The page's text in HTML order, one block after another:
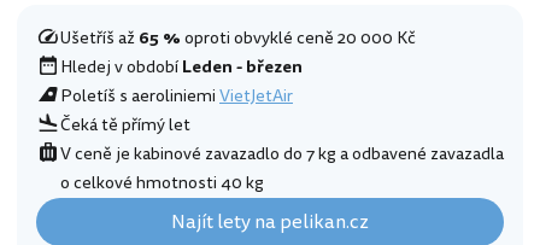
Ušetříš až65 %oproti obvyklé ceně 20 000 Kč
Hledej v obdobíLeden - březen
Poletíš s aeroliniemiVietJetAir
Čeká tě přímý let
V ceně je kabinové zavazadlo do 7 kg a odbavené zavazadla
o celkové hmotnosti 40 kg
Najít lety na pelikan.cz